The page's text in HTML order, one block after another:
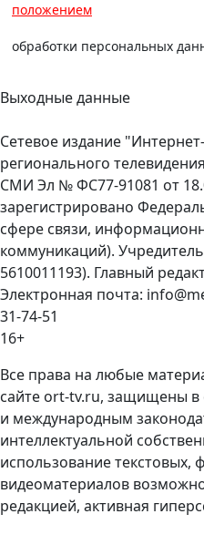
положением
обработки персональных
Выходные данные
Сетевое издание
регионального
СМИ Эл № ФС77-91081 от
зарегистрировано
сфере связи,
коммуникаций).
5610011193). Главный
Электронная почта:
31-74-51
16+
Все права на любые
сайте ort-tv.ru, защищены в
и международным
интеллектуальной
использование текстовых,
видеоматериалов
редакцией, активная